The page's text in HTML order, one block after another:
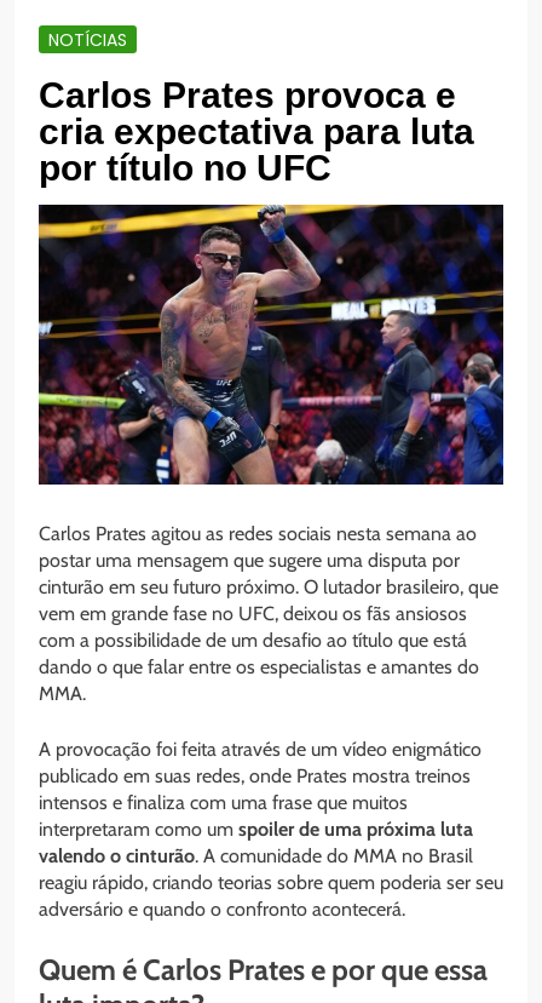
NOTÍCIAS
Carlos Prates provoca e
cria expectativa para luta
por título no UFC
Carlos Prates agitou as redes sociais nesta semana ao
postar uma mensagem que sugere uma disputa por
cinturão em seu futuro próximo. O lutador brasileiro, que
vem em grande fase no UFC, deixou os fãs ansiosos
com a possibilidade de um desafio ao título que está
dando o que falar entre os especialistas e amantes do
MMA.
A provocação foi feita através de um vídeo enigmático
publicado em suas redes, onde Prates mostra treinos
intensos e finaliza com uma frase que muitos
interpretaram como um spoiler de uma próxima luta
valendo o cinturão. A comunidade do MMA no Brasil
reagiu rápido, criando teorias sobre quem poderia ser seu
adversário e quando o confronto acontecerá.
Quem é Carlos Prates e por que essa